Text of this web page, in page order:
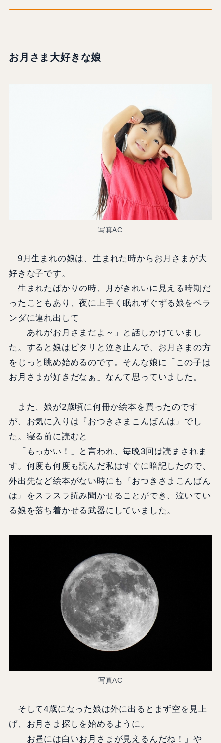
お月さま大好きな娘
写真AC
9月生まれの娘は、生まれた時からお月さまが大
好きな子です。
生まれたばかりの時、月がきれいに見える時期だ
ったこともあり、夜に上手く眠れずぐずる娘をベラ
ンダに連れ出して
「あれがお月さまだよ～」と話しかけていまし
た。すると娘はピタリと泣き止んで、お月さまの方
をじっと眺め始めるのです。そんな娘に「この子は
お月さまが好きだなぁ」なんて思っていました。
また、娘が2歳頃に何冊か絵本を買ったのです
が、お気に入りは『おつきさまこんばんは』でし
た。寝る前に読むと
「もっかい！」と言われ、毎晩3回は読まされま
す。何度も何度も読んだ私はすぐに暗記したので、
外出先など絵本がない時にも『おつきさまこんばん
は』をスラスラ読み聞かせることができ、泣いてい
る娘を落ち着かせる武器にしていました。
写真AC
そして4歳になった娘は外に出るとまず空を見上
げ、お月さま探しを始めるように。
「お昼には白いお月さまが見えるんだね！」や